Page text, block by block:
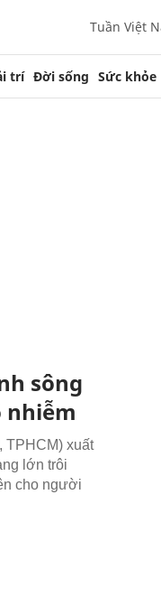
Tuần Việt
trí Đời sống Sức khỏe
sông
nhiễm
TPHCM) xuất
lớn trôi
cho người